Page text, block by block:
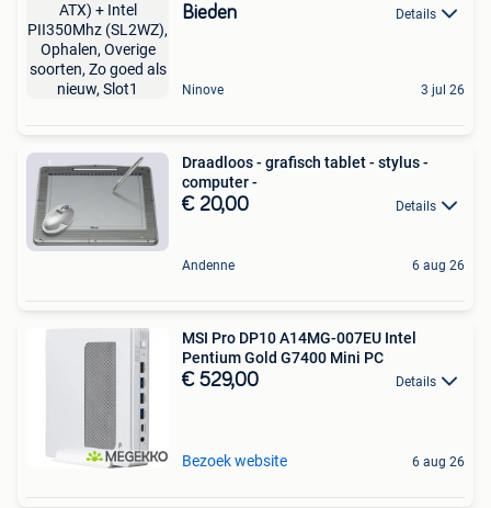
Bieden Details
Ninove 3 jul 26
Draadloos - grafisch tablet - stylus -
computer -
€ 20,00 Details
Andenne 6 aug 26
MSI Pro DP10 A14MG-007EU Intel
Pentium Gold G7400 Mini PC
€ 529,00 Details
Bezoek website 6 aug 26